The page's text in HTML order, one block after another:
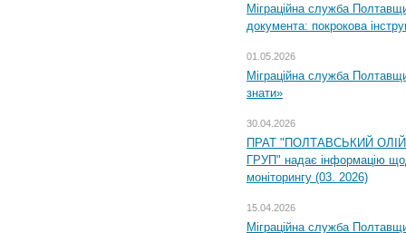
Міграційна служба
документа: покрокова
01.05.2026
Міграційна служба
знати»
30.04.2026
ПРАТ "ПОЛТАВСЬКИЙ
ГРУП" надає інформацію
моніторингу (03. 2026)
15.04.2026
Міграційна служба